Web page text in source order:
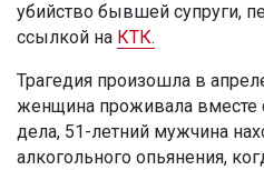
убийство бывшей супруги,
ссылкой на КТК.
Трагедия произошла в
женщина проживала
дела, 51-летний мужчина
алкогольного опьянения,